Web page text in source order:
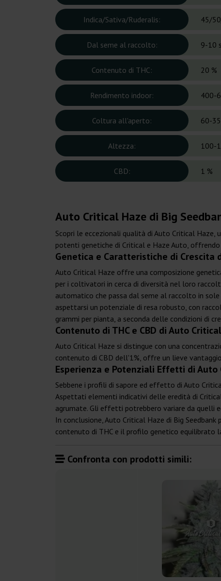
Indica/Sativa/Ruderalis: 45/
Dal seme al raccolto: 9-10
Contenuto di THC: 20 %
Rendimento indoor: 400-
Coltura all'aperto: 60-
Altezza: 100-
CBD: 1 %
Auto Critical Haze di Big
Scopri le eccezionali qualità di Auto Critical
potenti genetiche di Critical e Haze Auto,
Genetica e Caratteristiche di Crescita
Auto Critical Haze offre una composizione
per i coltivatori in cerca di diversità nel loro
automatico che passa dal seme al raccolto in
aspettarsi un potenziale di resa robusto, con
grammi per pianta, a seconda delle condizioni di
Contenuto di THC e CBD di Auto
Auto Critical Haze si distingue con una
contenuto di CBD dell'1%, offre un lieve
Esperienza e Potenziali Effetti di Auto
Sebbene i profili di sapore ed effetto di Auto
Aspettati elementi indicativi delle eredità di
agrumate. Gli effetti potrebbero variare da quelli
In conclusione, Auto Critical Haze di Big
contenuto di THC e il profilo genetico equilibrato
Confronta con prodotti simili: